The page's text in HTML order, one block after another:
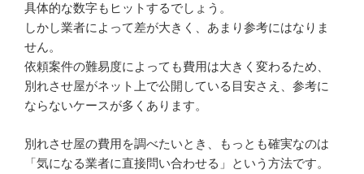
具体的な数字もヒットするでしょう。
しかし業者によって差が大きく、あまり参考にはなりま
せん。
依頼案件の難易度によっても費用は大きく変わるため、
別れさせ屋がネット上で公開している目安さえ、参考に
ならないケースが多くあります。
別れさせ屋の費用を調べたいとき、もっとも確実なのは
「気になる業者に直接問い合わせる」という方法です。